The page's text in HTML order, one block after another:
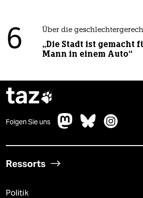
6 Über die
„Die Stadt ist gemacht
Mann in einem Auto“
taz
Folgen Sie uns
Ressorts
Politik